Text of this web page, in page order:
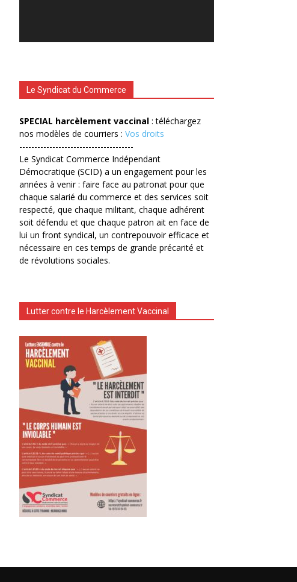
Le Syndicat du Commerce
SPECIAL harcèlement vaccinal : téléchargez
nos modèles de courriers : Vos droits
--------------------------------------
Le Syndicat Commerce Indépendant
Démocratique (SCID) a un engagement pour les
années à venir : faire face au patronat pour que
chaque salarié du commerce et des services soit
respecté, que chaque militant, chaque adhérent
soit défendu et que chaque patron ait en face de
lui un front syndical, un contrepouvoir efficace et
nécessaire en ces temps de grande précarité et
de révolutions sociales.
Lutter contre le Harcèlement Vaccinal